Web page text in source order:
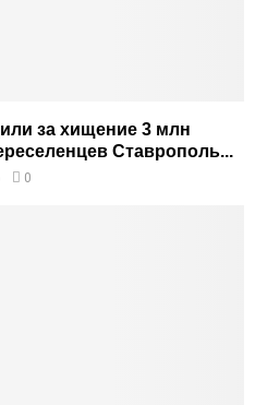
за хищение 3 млн
Ставрополь...
0